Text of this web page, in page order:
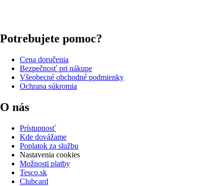
Potrebujete pomoc?
Cena doručenia
Bezpečnosť pri nákupe
Všeobecné obchodné podmienky
Ochrana súkromia
O nás
Prístupnosť
Kde dovážame
Poplatok za službu
Nastavenia cookies
Možnosti platby
Tesco.sk
Clubcard